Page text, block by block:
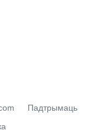
Падтрымаць